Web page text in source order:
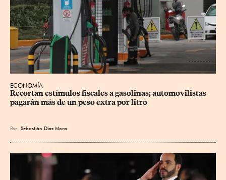
ECONOMÍA
Recortan estímulos fiscales a gasolinas; automovilistas
pagarán más de un peso extra por litro
Por Sebastián Díaz Mora